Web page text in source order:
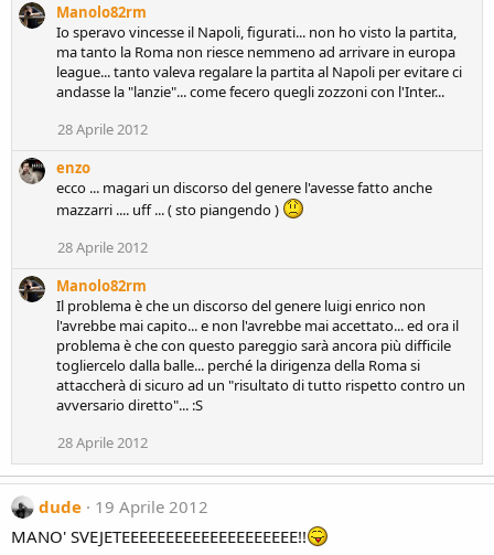
s
:
a
:
Manolo82rm
Io speravo vincesse il Napoli, figurati... non ho visto la partita,
ma tanto la Roma non riesce nemmeno ad arrivare in europa
league... tanto valeva regalare la partita al Napoli per evitare ci
andasse la "lanzie"... come fecero quegli zozzoni con l'Inter...
28 Aprile 2012
enzo
ecco ... magari un discorso del genere l'avesse fatto anche
mazzarri .... uff ... ( sto piangendo )
28 Aprile 2012
Manolo82rm
Il problema è che un discorso del genere luigi enrico non
l'avrebbe mai capito... e non l'avrebbe mai accettato... ed ora il
problema è che con questo pareggio sarà ancora più difficile
togliercelo dalla balle... perché la dirigenza della Roma si
attaccherà di sicuro ad un "risultato di tutto rispetto contro un
avversario diretto"... :S
28 Aprile 2012
dude
19 Aprile 2012
MANO' SVEJETEEEEEEEEEEEEEEEEEEEE!!